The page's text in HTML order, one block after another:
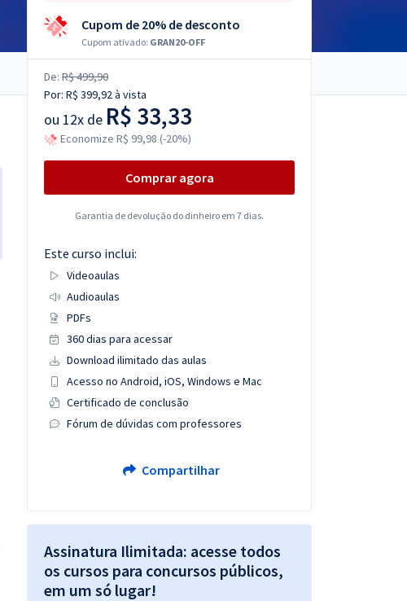
Cupom de 20% de desconto
Cupom ativado: GRAN20-OFF
De: R$ 499,90
Por: R$ 399,92à vista
ou 12x de R$ 33,33
Economize R$ 99,98 (-20%)
Comprar agora
Garantia de devolução do dinheiro em 7 dias.
Este curso inclui:
Videoaulas
Audioaulas
PDFs
360 dias para acessar
Download ilimitado das aulas
Acesso no Android, iOS, Windows e Mac
Certificado de conclusão
Fórum de dúvidas com professores
Compartilhar
Assinatura Ilimitada: acesse todos
os cursos para concursos públicos,
em um só lugar!